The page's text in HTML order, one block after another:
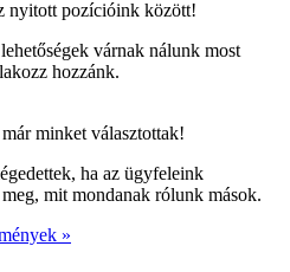
nyitott pozícióink között!
várnak nálunk most
hozzánk.
minket választottak!
ha az ügyfeleink
mit mondanak rólunk mások.
»